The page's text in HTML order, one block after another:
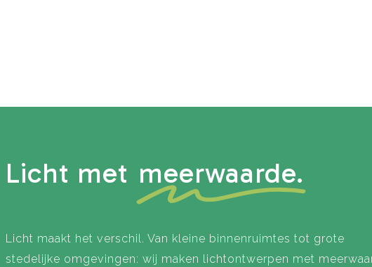
Licht met meerwaarde.
Licht maakt het verschil. Van kleine binnenruimtes tot grote
stedelijke omgevingen: wij maken lichtontwerpen met